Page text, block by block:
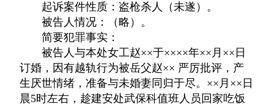
起诉案件性质：盗枪杀人（未遂）。
被告人情况：（略）。
简要犯罪事实：
被告人与本处女工赵××于××××年××月××日
订婚，因有越轨行为被岳父赵×× 严厉批评，产
生厌世情绪，准备与未婚妻同归于尽。××月××日
晨5时左右，趁建安处武保科值班人员回家吃饭